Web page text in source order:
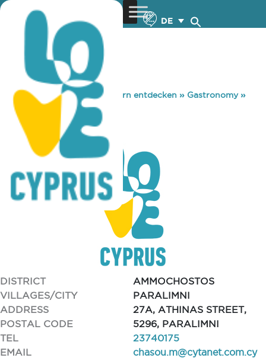
DE
You are here: Home »Zypern entdecken » Gastronomy»
STATION PUB
STATION PUB
DISTRICT
AMMOCHOSTOS
VILLAGES/CITY
PARALIMNI
ADDRESS
27A, ATHINAS STREET,
POSTAL CODE
5296, PARALIMNI
TEL
23740175
EMAIL
chasou.m@cytanet.com.cy